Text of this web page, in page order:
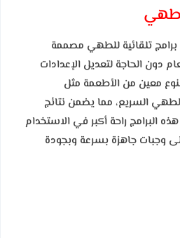
يتميز الميكروويف بوجود 8 برامج تلقائية للطهي مصممة
دون الحاجة لتعديل الإعدادات
معين من الأطعمة مثل
الطهي السريع، مما يضمن نتائج
البرامج راحة أكبر في الاستخدام
وجبات جاهزة بسرعة وبجودة